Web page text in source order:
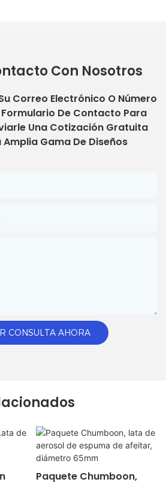
Con Nosotros
Correo Electrónico O Número
Formulario De Contacto Para
Una Cotización Gratuita
Gama De Diseños
CONSULTA AHORA
Paquete Chumboon,